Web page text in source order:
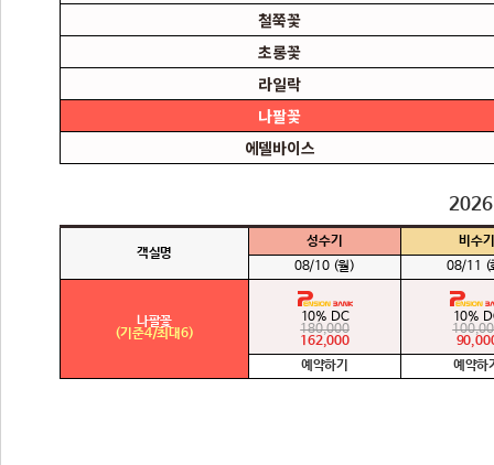
철쭉꽃
초롱꽃
라일락
나팔꽃
에델바이스